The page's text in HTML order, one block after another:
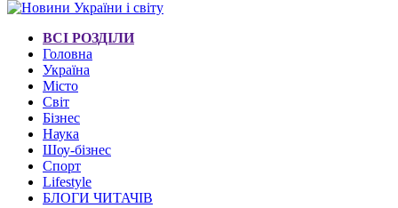
ВСІ РОЗДІЛИ
Головна
Україна
Місто
Світ
Бізнес
Наука
Шоу-бізнес
Спорт
Lifestyle
БЛОГИ ЧИТАЧІВ